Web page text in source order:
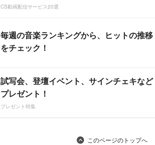
CS動画配信サービス20選
毎週の音楽ランキングから、ヒットの推移
をチェック！
試写会、登壇イベント、サインチェキなど
プレゼント！
プレゼント特集
このページのトップへ